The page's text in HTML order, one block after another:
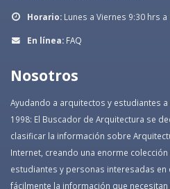
Horario: Lunes a Viernes 9:30 hrs a
En línea: FAQ
Nosotros
Ayudando a arquitectos y estudiantes
1998: El Buscador de Arquitectura se
clasificar la información sobre
Internet, creando una enorme
estudiantes y personas interesadas en
fácilmente la información que